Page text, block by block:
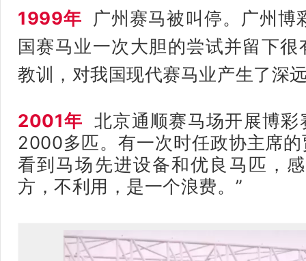
1999年 广州赛马被叫停。广州博
国赛马业一次大胆的尝试并留下
教训，对我国现代赛马业产生了深
2001年 北京通顺赛马场开展博
2000多匹。有一次时任政协主席
看到马场先进设备和优良马匹，
方，不利用，是一个浪费。 ”